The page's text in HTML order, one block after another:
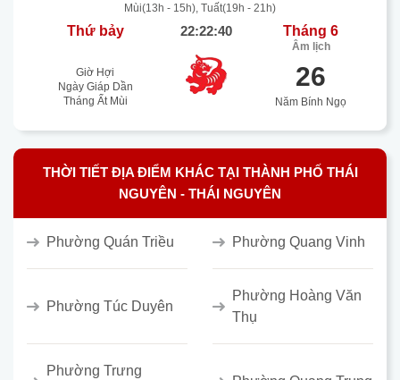
Mùi(13h - 15h), Tuất(19h - 21h)
Thứ bảy 22:22:41 Tháng 6
Âm lịch
Giờ Hợi
Ngày Giáp Dần
Tháng Ất Mùi
26
Năm Bính Ngọ
THỜI TIẾT ĐỊA ĐIỂM KHÁC TẠI THÀNH PHỐ THÁI
NGUYÊN - THÁI NGUYÊN
Phường Quán Triều Phường Quang Vinh
Phường Túc Duyên
Phường Hoàng Văn
Thụ
Phường Trưng